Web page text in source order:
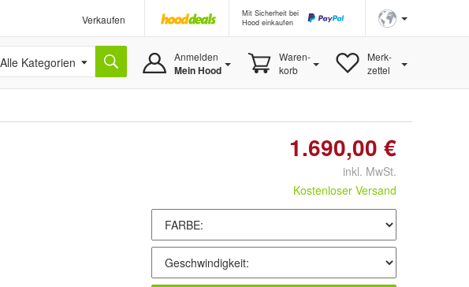
Verkaufen
Mit Sicherheit bei
Hood einkaufen
Alle Kategorien Anmelden
Mein Hood
Waren-
korb
Merk-
zettel
1.690,00 €
inkl. MwSt.
Kostenloser Versand